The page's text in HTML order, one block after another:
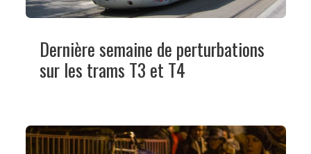
Dernière semaine de perturbations
sur les trams T3 et T4